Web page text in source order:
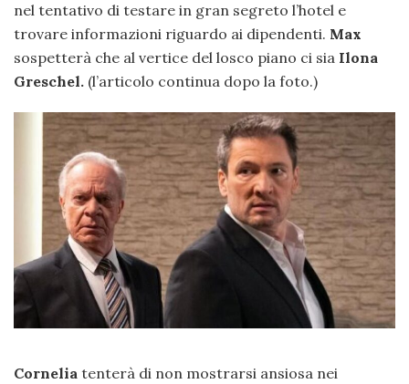
nel tentativo di testare in gran segreto l’hotel e
trovare informazioni riguardo ai dipendenti. Max
sospetterà che al vertice del losco piano ci sia Ilona
Greschel. (l’articolo continua dopo la foto.)
Cornelia tenterà di non mostrarsi ansiosa nei